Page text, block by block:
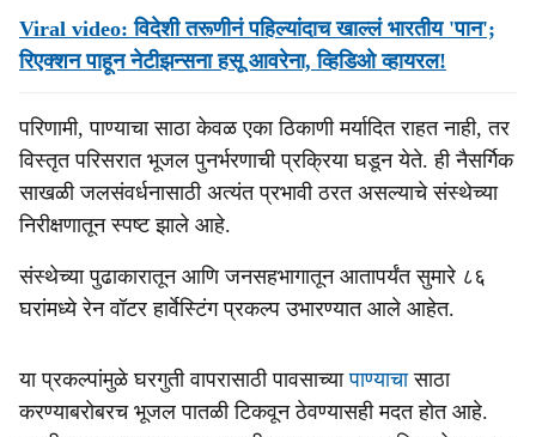
Viral video: विदेशी तरूणीनं पहिल्यांदाच खाल्लं भारतीय 'पान';
रिएक्शन पाहून नेटीझन्सना हसू आवरेना, व्हिडिओ व्हायरल!
परिणामी, पाण्याचा साठा केवळ एका ठिकाणी मर्यादित राहत नाही, तर
विस्तृत परिसरात भूजल पुनर्भरणाची प्रक्रिया घडून येते. ही नैसर्गिक
साखळी जलसंवर्धनासाठी अत्यंत प्रभावी ठरत असल्याचे संस्थेच्या
निरीक्षणातून स्पष्ट झाले आहे.
संस्थेच्या पुढाकारातून आणि जनसहभागातून आतापर्यंत सुमारे ८६
घरांमध्ये रेन वॉटर हार्वेस्टिंग प्रकल्प उभारण्यात आले आहेत.
या प्रकल्पांमुळे घरगुती वापरासाठी पावसाच्यापाण्याचासाठा
करण्याबरोबरच भूजल पातळी टिकवून ठेवण्यासही मदत होत आहे.